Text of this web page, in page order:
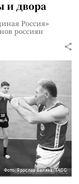
и двора
Россия»
россиян
Фото: Ярослав Беляев/ТАСС